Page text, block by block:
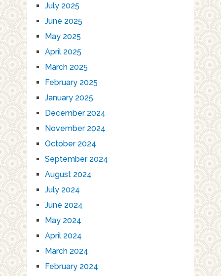
July 2025
June 2025
May 2025
April 2025
March 2025
February 2025
January 2025
December 2024
November 2024
October 2024
September 2024
August 2024
July 2024
June 2024
May 2024
April 2024
March 2024
February 2024